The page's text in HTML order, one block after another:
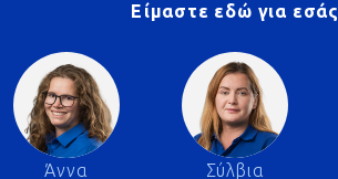
Είμαστε εδώ για εσάς
Άννα Σύλβια